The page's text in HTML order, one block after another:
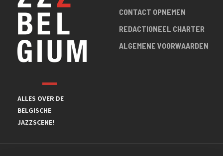
ALLES OVER DE
BELGISCHE
JAZZSCENE!
CONTACT OPNEMEN
REDACTIONEEL CHARTER
ALGEMENE VOORWAARDEN